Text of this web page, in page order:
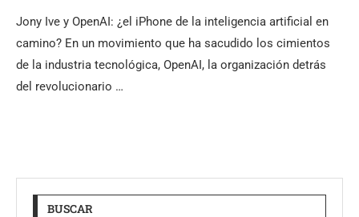
Jony Ive y OpenAI: ¿el iPhone de la inteligencia artificial en
camino? En un movimiento que ha sacudido los cimientos
de la industria tecnológica, OpenAI, la organización detrás
del revolucionario …
BUSCAR